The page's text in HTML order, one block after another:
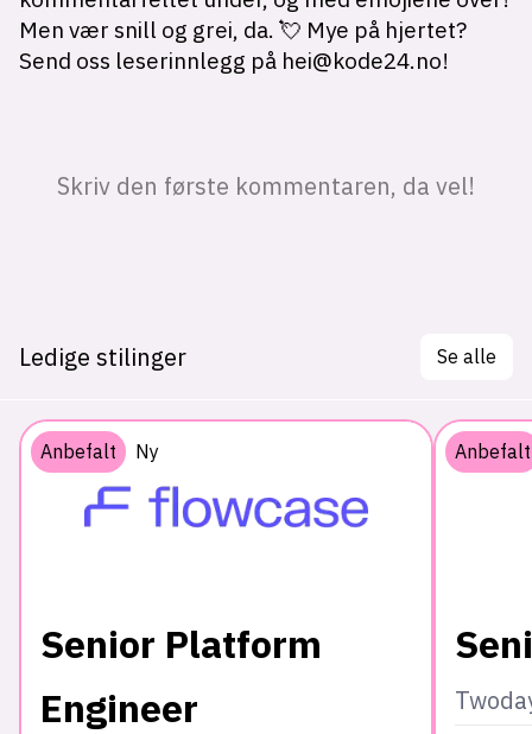
Ledige stilinger Se alle
Anbefalt Ny
Senior Platform
Engineer
Anbefalt